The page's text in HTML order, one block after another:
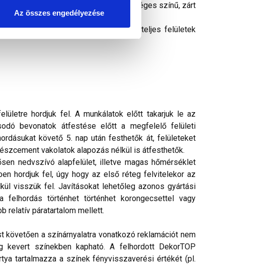
Az összes engedélyezése
elkészített bevonat időtálló, egységes színű, zárt
Gazdaságosan alkalmazható teljes felületek
hordjuk fel. A munkálatok előtt takarjuk le az
bevonatok átfestése előtt a megfelelő felületi
követő 5. nap után festhetők át, felületeket
vakolatok alapozás nélkül is átfesthetők.
nedvszívó alapfelület, illetve magas hőmérséklet
hordjuk fel, úgy hogy az első réteg felvitelekor az
visszük fel. Javításokat lehetőleg azonos gyártási
felhordás történhet történhet korongecsettel vagy
relatív páratartalom mellett.
a színárnyalatra vonatkozó reklamációt nem
színekben kapható. A felhordott DekorTOP
tartalmazza a színek fényvisszaverési értékét (pl.